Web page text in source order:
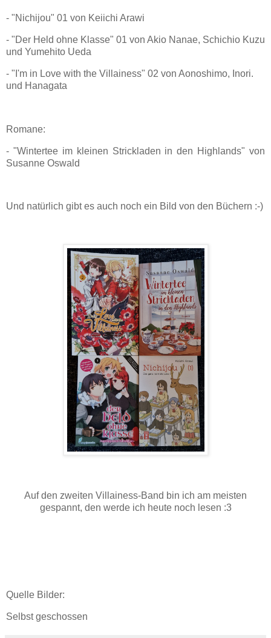
- "Nichijou" 01 von Keiichi Arawi
- "Der Held ohne Klasse" 01 von Akio Nanae, Schichio Kuzu
und Yumehito Ueda
- "I'm in Love with the Villainess" 02 von Aonoshimo, Inori.
und Hanagata
Romane:
- "Wintertee im kleinen Strickladen in den Highlands" von
Susanne Oswald
Und natürlich gibt es auch noch ein Bild von den Büchern :-)
Auf den zweiten Villainess-Band bin ich am meisten
gespannt, den werde ich heute noch lesen :3
Quelle Bilder:
Selbst geschossen